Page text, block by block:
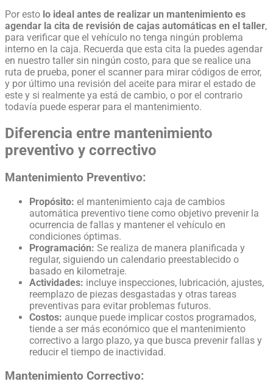
Por esto lo ideal antes de realizar un mantenimiento es
agendar la cita de revisión de cajas automáticas en el taller,
para verificar que el vehículo no tenga ningún problema
interno en la caja. Recuerda que esta cita la puedes agendar
en nuestro taller sin ningún costo, para que se realice una
ruta de prueba, poner el scanner para mirar códigos de error,
y por último una revisión del aceite para mirar el estado de
este y si realmente ya está de cambio, o por el contrario
todavía puede esperar para el mantenimiento.
Diferencia entre mantenimiento
preventivo y correctivo
Mantenimiento Preventivo:
Propósito: el mantenimiento caja de cambios
automática preventivo tiene como objetivo prevenir la
ocurrencia de fallas y mantener el vehículo en
condiciones óptimas.
Programación: Se realiza de manera planificada y
regular, siguiendo un calendario preestablecido o
basado en kilometraje.
Actividades: incluye inspecciones, lubricación, ajustes,
reemplazo de piezas desgastadas y otras tareas
preventivas para evitar problemas futuros.
Costos: aunque puede implicar costos programados,
tiende a ser más económico que el mantenimiento
correctivo a largo plazo, ya que busca prevenir fallas y
reducir el tiempo de inactividad.
Mantenimiento Correctivo: